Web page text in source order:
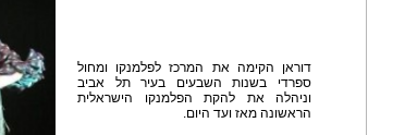
דוראן הקימה את המרכז לפלמנקו ומחול
ספרדי בשנות השבעים בעיר תל אביב
וניהלה את להקת הפלמנקו הישראלית
הראשונה מאז ועד היום.